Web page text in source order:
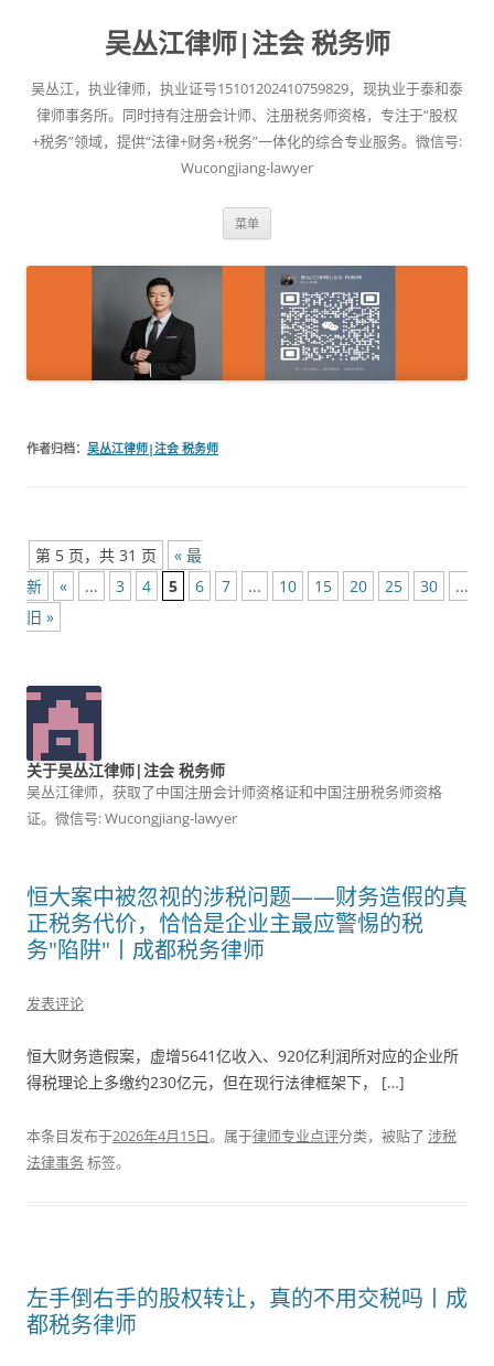
吴丛江律师|注会 税务师
吴丛江，执业律师，执业证号15101202410759829，现执业于泰和泰
律师事务所。同时持有注册会计师、注册税务师资格，专注于“股权
+税务”领域，提供“法律+财务+税务”一体化的综合专业服务。微信号:
Wucongjiang-lawyer
菜单
文
作者归档： 吴丛江律师|注会 税务师
第 5 页，共 31 页
« 最
新
« ... 3 4 5 6 7 ... 10 15 20 25 30 ...
旧 »
关于吴丛江律师|注会 税务师
吴丛江律师，获取了中国注册会计师资格证和中国注册税务师资格
证。微信号: Wucongjiang-lawyer
恒大案中被忽视的涉税问题——财务造假的真
正税务代价，恰恰是企业主最应警惕的税
务"陷阱"丨成都税务律师
发表评论
恒大财务造假案，虚增5641亿收入、920亿利润所对应的企业所
得税理论上多缴约230亿元，但在现行法律框架下， […]
本条目发布于2026年4月15日。属于律师专业点评分类，被贴了 涉税
法律事务标签。
左手倒右手的股权转让，真的不用交税吗丨成
都税务律师